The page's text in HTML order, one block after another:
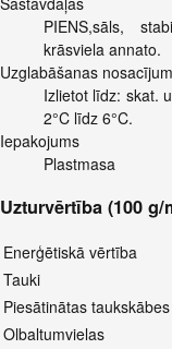
PIENS,sāls,
krāsviela annato.
Uzglabāšanas
Izlietot līdz: skat.
2°C līdz 6°C.
Iepakojums
Plastmasa
Uzturvērtība (100 g/
Enerģētiskā vērtība
Tauki
Piesātinātas taukskābes
Olbaltumvielas